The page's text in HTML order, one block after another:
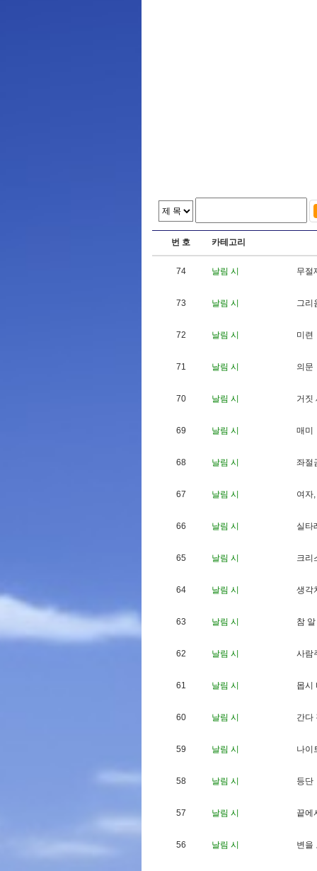
번 호 카테고리
74 날림 시 무절
73 날림 시 그리
72 날림 시 미 련
71 날림 시 의 문
70 날림 시 거 짓
69 날림 시 매 미
68 날림 시 좌절
67 날림 시 여자,
66 날림 시 실 타
65 날림 시 크리
64 날림 시 생각
63 날림 시 참 알
62 날림 시 사람
61 날림 시 몹시
60 날림 시 간다
59 날림 시 나이
58 날림 시 등단
57 날림 시 끝에
56 날림 시 변 을